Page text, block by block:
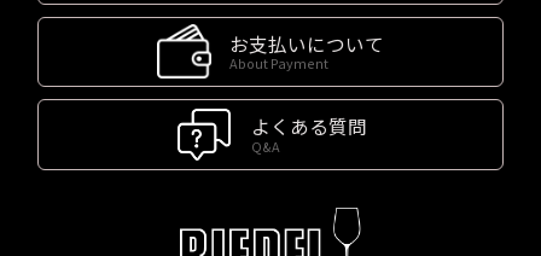
お支払いについて
About Payment
よくある質問
Q&A